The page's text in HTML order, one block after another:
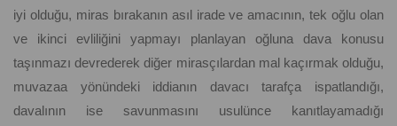
iyi olduğu, miras bırakanın asıl irade ve amacının, tek oğlu olan
ve ikinci evliliğini yapmayı planlayan oğluna dava konusu
taşınmazı devrederek diğer mirasçılardan mal kaçırmak olduğu,
muvazaa yönündeki iddianın davacı tarafça ispatlandığı,
davalının ise savunmasını usulünce kanıtlayamadığı